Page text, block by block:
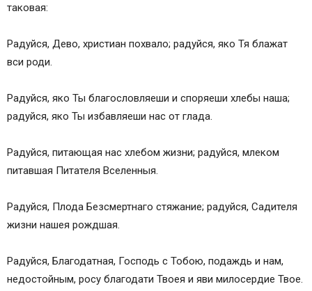
таковая:
Радуйся, Дево, христиан похвало; радуйся, яко Тя блажат
вси роди.
Радуйся, яко Ты благословляеши и споряеши хлебы наша;
радуйся, яко Ты избавляеши нас от глада.
Радуйся, питающая нас хлебом жизни; радуйся, млеком
питавшая Питателя Вселенныя.
Радуйся, Плода Безсмертнаго стяжание; радуйся, Садителя
жизни нашея рождшая.
Радуйся, Благодатная, Господь с Тобою, подаждь и нам,
недостойным, росу благодати Твоея и яви милосердие Твое.